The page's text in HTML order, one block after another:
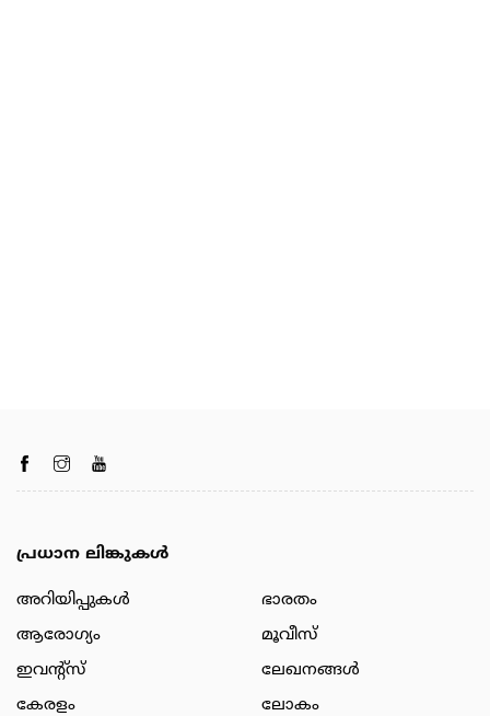
പ്രധാന ലിങ്കുകൾ
അറിയിപ്പുകള്‍
ആരോഗ്യം
ഇവന്റ്സ്
കേരളം
ഭാരതം
മൂവീസ്
ലേഖനങ്ങള്‍
ലോകം